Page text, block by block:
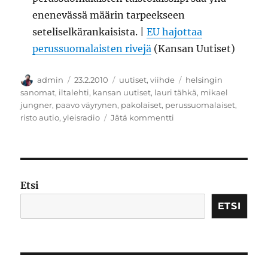
enenevässä määrin tarpeekseen
seteliselkärankaisista. |EU hajottaa
perussuomalaisten rivejä (Kansan Uutiset)
Kirjoittaja
admin Julkaistu
23.2.2010 Kategoriat
uutiset,viihde Avainsanat
helsingin
sanomat, iltalehti, kansan uutiset, lauri tähkä, mikael
jungner, paavo väyrynen, pakolaiset, perussuomalaiset,
risto autio,yleisradio Jätä kommentti
humalassa,
Autio
Etsi
ETSI